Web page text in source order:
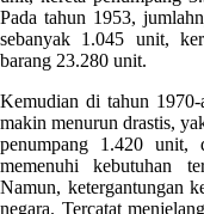
Pada tahun 1953,
sebanyak 1.045 unit,
barang 23.280 unit.
Kemudian di tahun 1970-
makin menurun drastis,
penumpang 1.420 unit,
memenuhi kebutuhan
Namun, ketergantungan
negara. Tercatat